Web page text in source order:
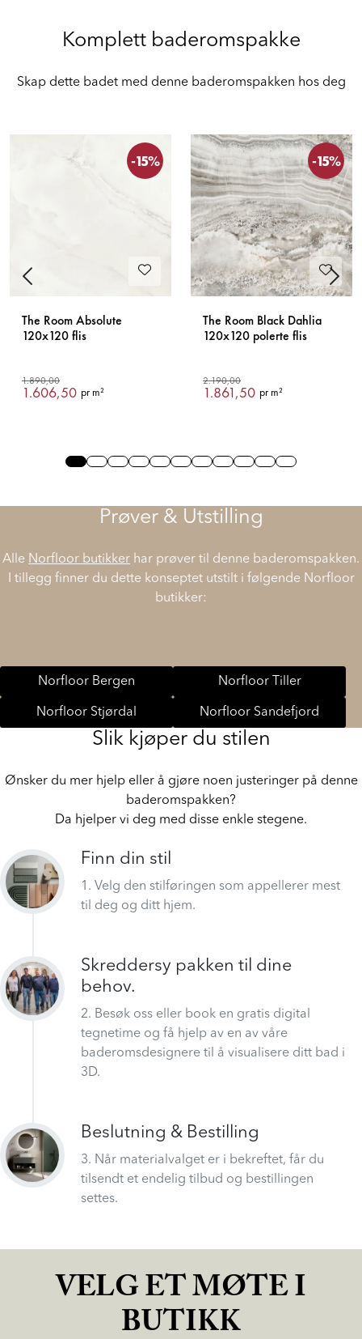
Komplett baderomspakke
Skap dette badet med denne baderomspakken hos deg
-15%
The Room Absolute
120x120 flis
1.890,00
1.606,50 pr m²
-15%
The Room Black Dahlia
120x120 polerte flis
2.190,00
1.861,50 pr m²
Slide 0Slide 1Slide 2Slide 3Slide 4Slide 5Slide 6Slide 7Slide 8
Slide 9Slide 10
Alle Norfloor butikker har prøver til denne baderomspakken.
I tillegg finner du dette konseptet utstilt i følgende Norfloor
butikker:
Prøver & Utstilling
Norfloor Bergen Norfloor Tiller
Norfloor Stjørdal Norfloor Sandefjord
Slik kjøper du stilen
Ønsker du mer hjelp eller å gjøre noen justeringer på denne
baderomspakken?
Da hjelper vi deg med disse enkle stegene.
Finn din stil
1. Velg den stilføringen som appellerer mest
til deg og ditt hjem.
Skreddersy pakken til dine
behov.
2. Besøk oss eller book en gratis digital
tegnetime og få hjelp av en av våre
baderomsdesignere til å visualisere ditt bad i
3D.
Beslutning & Bestilling
3. Når materialvalget er i bekreftet, får du
tilsendt et endelig tilbud og bestillingen
settes.
VELG ET MØTE I
BUTIKK